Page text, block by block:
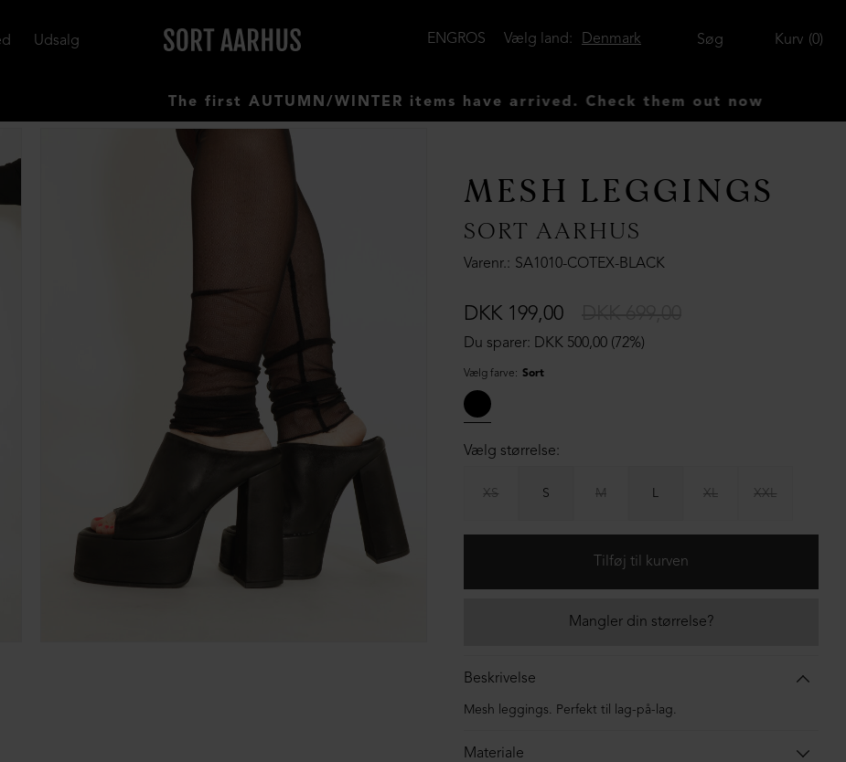
Udsalg Kurv 0
Søg
Denmark
Vælg land:
ENGROS
The first AUTUMN/WINTER items have arrived. Check them out now
MESH LEGGINGS
SORT AARHUS
Varenr. SA1010-COTEX-BLACK
Du sparer: DKK 500,00 (72%)
DKK 199,00
Vælg farve: Sort
Vælg størrelse:
XS S M L XL XXL
Mangler din størrelse?
Beskrivelse
Mesh leggings. Perfekt til lag-på-lag.
Materiale